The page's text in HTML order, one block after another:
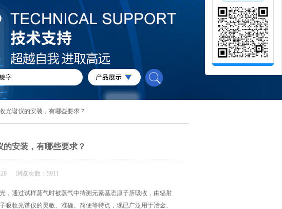
光谱仪的安装，有哪些要求？
的安装，有哪些要求？
28 浏览次数：5911
，通过试样蒸气时被蒸气中待测元素基态原子所吸收，由辐射
收光谱仪的灵敏、准确、简便等特点，现已广泛用于冶金、